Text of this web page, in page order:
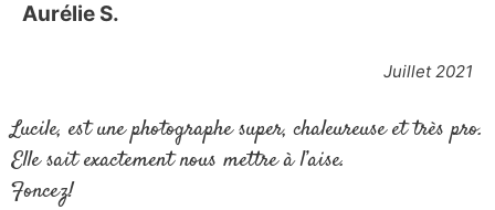
Aurélie S.
Juillet 2021
Lucile, est une photographe super, chaleureuse et très pro.
Elle sait exactement nous mettre à l’aise.
Foncez!